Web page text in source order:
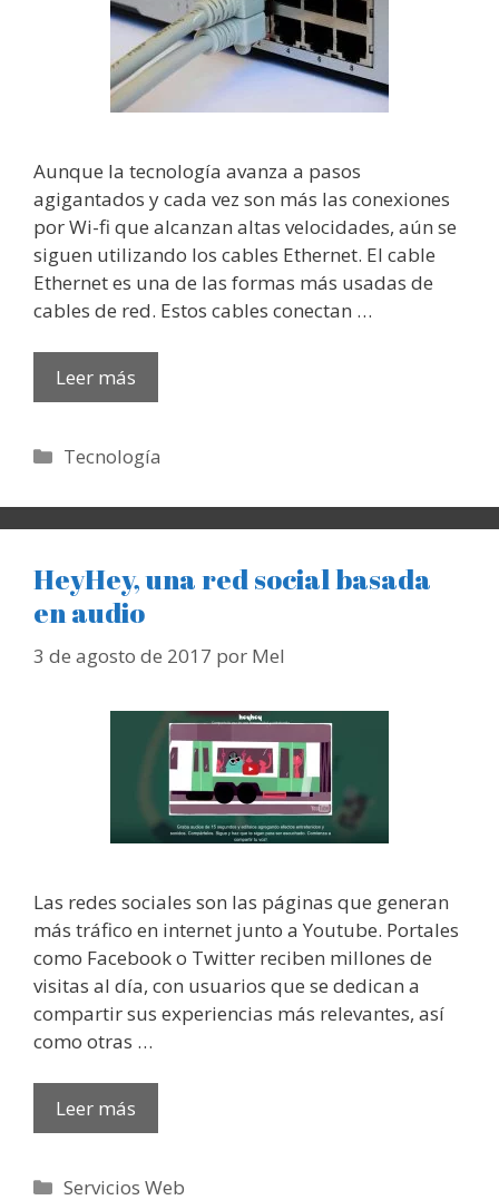
Aunque la tecnología avanza a pasos
agigantados y cada vez son más las conexiones
por Wi-fi que alcanzan altas velocidades, aún se
siguen utilizando los cables Ethernet. El cable
Ethernet es una de las formas más usadas de
cables de red. Estos cables conectan …
Leer más
Categorías
Tecnología
HeyHey, una red social basada
en audio
3 de agosto de 2017 por Mel
Las redes sociales son las páginas que generan
más tráfico en internet junto a Youtube. Portales
como Facebook o Twitter reciben millones de
visitas al día, con usuarios que se dedican a
compartir sus experiencias más relevantes, así
como otras …
Leer más
Categorías
Servicios Web